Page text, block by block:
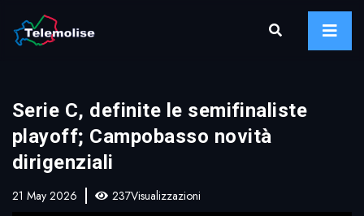
Serie C, definite le semifinaliste
playoff; Campobasso novità
dirigenziali
21 May 2026 237Visualizzazioni